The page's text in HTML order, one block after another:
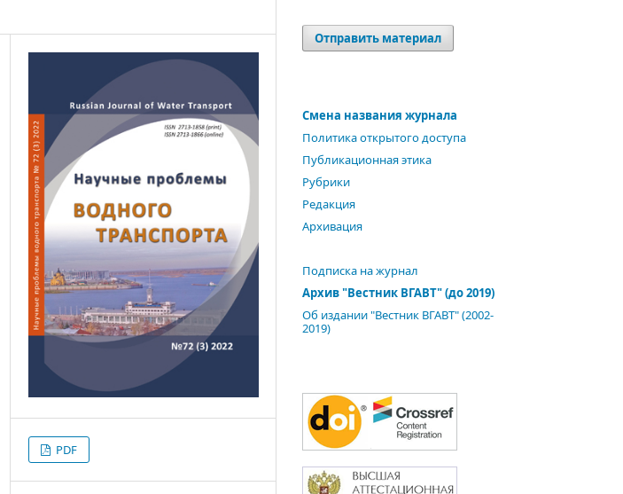
PDF
Отправить материал
Смена названия журнала
Политика открытого доступа
Публикационная этика
Рубрики
Редакция
Архивация
Подписка на журнал
Архив "Вестник ВГАВТ" (до 2019)
Об издании "Вестник ВГАВТ" (2002-
2019)